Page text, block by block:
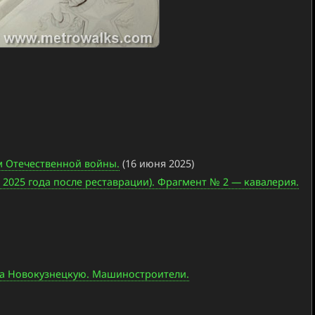
войны. (16 июня 2025)
года после реставрации). Фрагмент № 2 — кавалерия.
Новокузнецкую. Машиностроители.